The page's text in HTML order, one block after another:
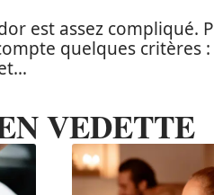
est assez compliqué.
quelques
VEDETTE